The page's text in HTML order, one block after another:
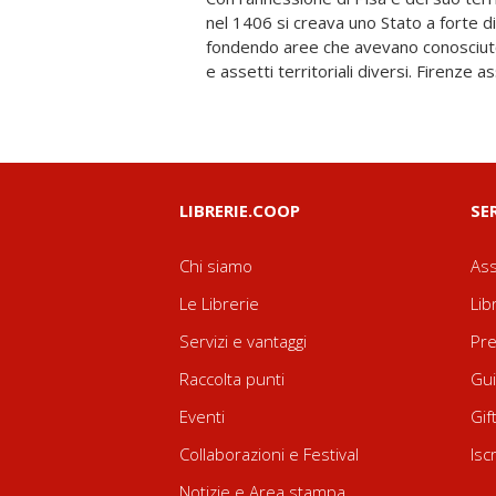
nel 1406 si creava uno Stato a forte
fondendo aree che avevano
e assetti territoriali diversi. Firenze
di Porto Pisano, porto dalla tradizionale
apriva nuovi spazi, o
LIBRERIE.COOP
Chi siamo
Le Librerie
Servizi e vantaggi
Raccolta punti
Eventi
Collaborazioni e Festival
Notizie e Area stampa